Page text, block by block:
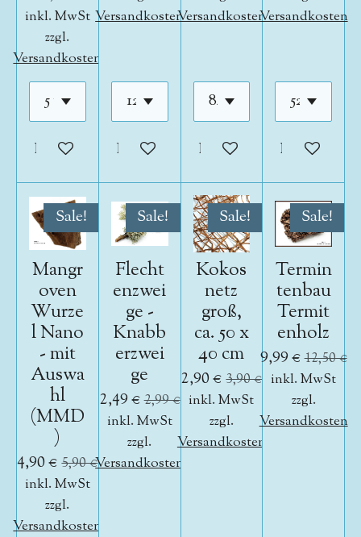
inkl. MwSt
zzgl.
Versandkosten
In den Warenkorb
Versandkosten
In den Warenkorb
Versandkosten
In den Warenkorb
Versandkosten
In den
Sale!
Mangr
oven
Wurze
l Nano
- mit
Auswa
hl
(MMD
)
4,90 € 5,90 €
inkl. MwSt
zzgl.
Versandkosten
Sale!
Flecht
enzwei
ge -
Knabb
erzwei
ge
2,49 €2,99 €
inkl. MwSt
zzgl.
Versandkosten
Sale!
Kokos
netz
groß,
ca. 50 x
40 cm
2,90 € 3,90 €
inkl. MwSt
zzgl.
Versandkosten
Sale!
Termin
tenbau
Termit
enholz
9,99 €12,50 €
inkl. MwSt
zzgl.
Versandkosten